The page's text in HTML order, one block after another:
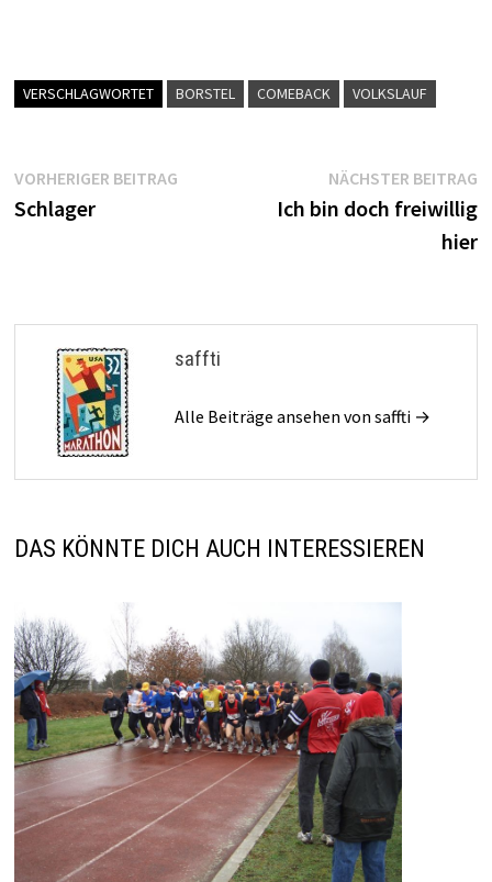
VERSCHLAGWORTET BORSTEL COMEBACK VOLKSLAUF
Beitragsnavigation
VORHERIGER BEITRAGVorheriger
Schlager
NÄCHSTER BEITRAG
Ich bin doch freiwillig
hier
saffti
Alle Beiträge ansehen von saffti →
DAS KÖNNTE DICH AUCH INTERESSIEREN